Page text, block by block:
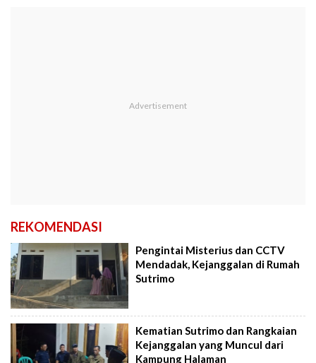
REKOMENDASI
Pengintai Misterius dan CCTV
Mendadak, Kejanggalan di Rumah
Sutrimo
Kematian Sutrimo dan Rangkaian
Kejanggalan yang Muncul dari
Kampung Halaman